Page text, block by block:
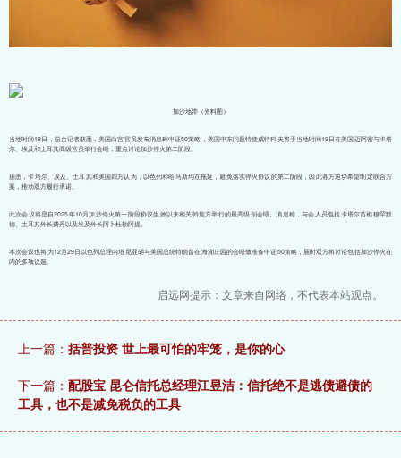
加沙地带（资料图）
当地时间18日，总台记者获悉，美国白宫官员发布消息称中证50策略，美国中东问题特使威特科夫将于当地时间19日在美国迈阿密与卡塔
尔、埃及和土耳其高级官员举行会晤，重点讨论加沙停火第二阶段。
据悉，卡塔尔、埃及、土耳其和美国四方认为，以色列和哈马斯均在拖延，避免落实停火协议的第二阶段，因此各方迫切希望制定联合方
案，推动双方履行承诺。
此次会议将是自2025年10月加沙停火第一阶段协议生效以来相关斡旋方举行的最高级别会晤。消息称，与会人员包括卡塔尔首相穆罕默
德、土耳其外长费丹以及埃及外长阿卜杜勒阿提。
本次会议也将为12月29日以色列总理内塔尼亚胡与美国总统特朗普在海湖庄园的会晤做准备中证50策略，届时双方将讨论包括加沙停火在
内的多项议题。
启远网提示：文章来自网络，不代表本站观点。
上一篇： 括普投资 世上最可怕的牢笼，是你的心
下一篇： 配股宝 昆仑信托总经理江昱洁：信托绝不是逃债避债的
工具，也不是减免税负的工具